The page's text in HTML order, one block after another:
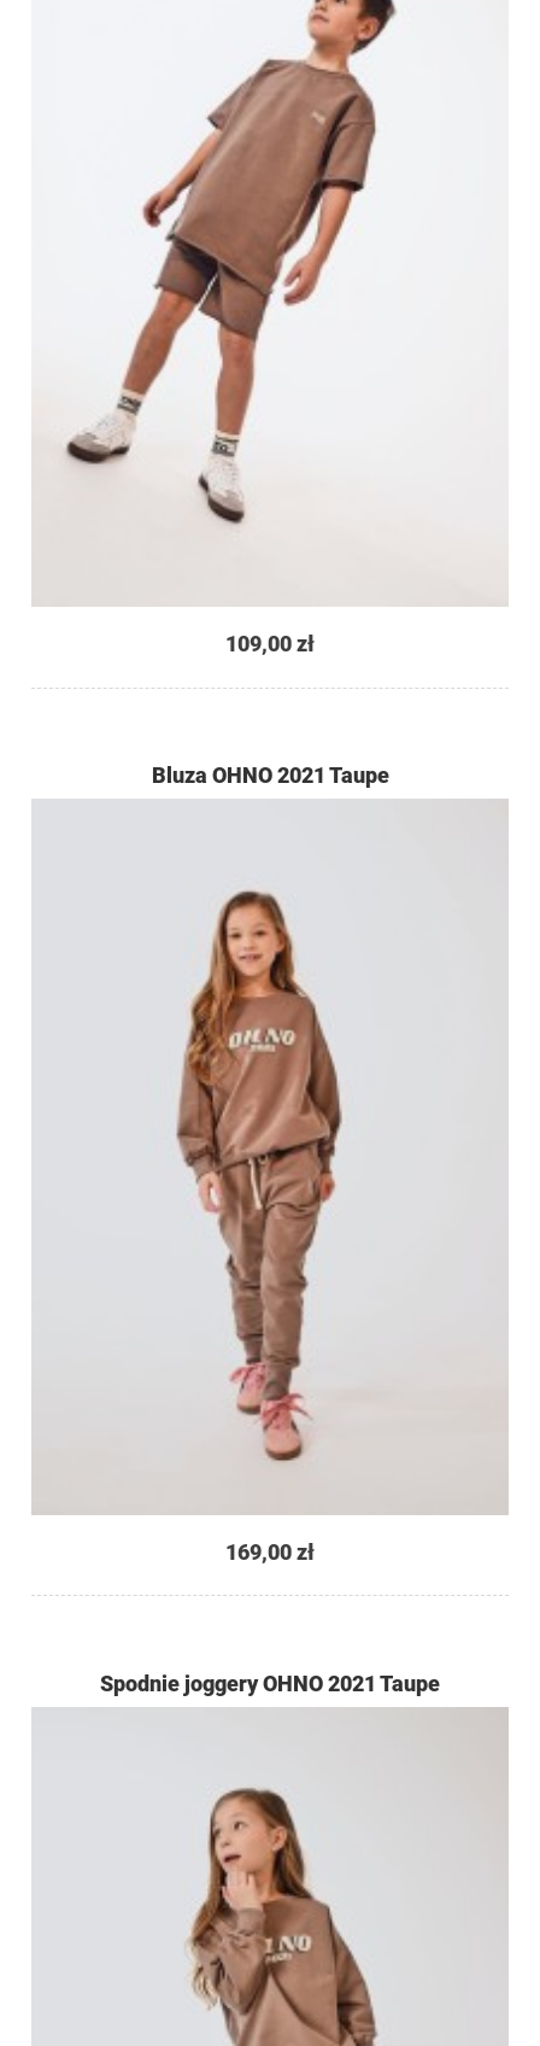
109,00 zł
Bluza OHNO 2021 Taupe
169,00 zł
Spodnie joggery OHNO 2021 Taupe